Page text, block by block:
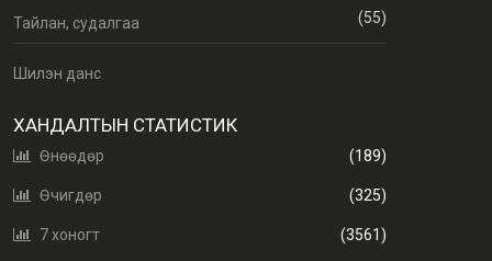
Тайлан, судалгаа (55)
Шилэн данс
ХАНДАЛТЫН СТАТИСТИК
Өнөөдөр (189)
Өчигдөр (325)
7 хоногт (3561)